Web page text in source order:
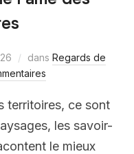
dans Regards de
territoires, ce sont
les savoir-
le mieux